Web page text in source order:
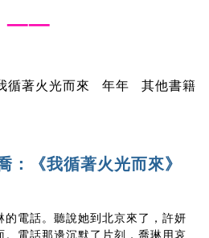
──
循著火光而來 年年 其他書籍
：《我循著火光而來》
電話。聽說她到北京來了，許妍
電話那邊沉默了片刻，喬琳用哀